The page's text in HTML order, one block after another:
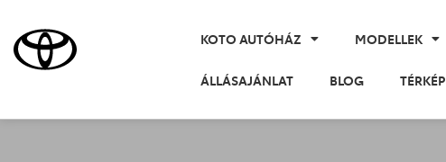
KOTO AUTÓHÁZ MODELLEK
ÁLLÁSAJÁNLAT BLOG TÉRKÉP